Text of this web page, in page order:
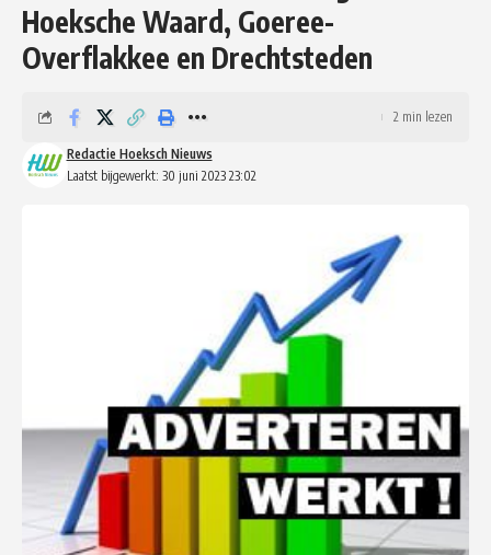
Hoeksche Waard, Goeree-
Overflakkee en Drechtsteden
Laatst bijgewerkt: 30 juni 2023 23:02
Redactie Hoeksch Nieuws
2 min lezen